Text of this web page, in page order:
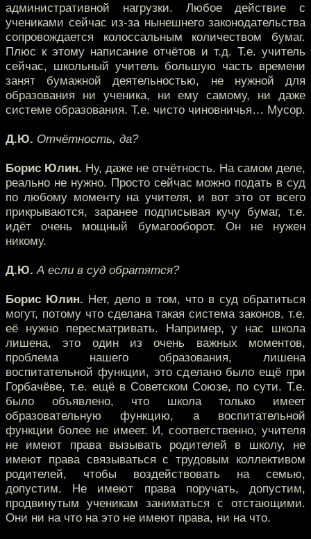
административной нагрузки. Любое действие с
учениками сейчас из-за нынешнего законодательства
сопровождается колоссальным количеством бумаг.
Плюс к этому написание отчётов и т.д. Т.е. учитель
сейчас, школьный учитель большую часть времени
занят бумажной деятельностью, не нужной для
образования ни ученика, ни ему самому, ни даже
системе образования. Т.е. чисто чиновничья… Мусор.
Д.Ю. Отчётность, да?
Борис Юлин. Ну, даже не отчётность. На самом деле,
реально не нужно. Просто сейчас можно подать в суд
по любому моменту на учителя, и вот это от всего
прикрываются, заранее подписывая кучу бумаг, т.е.
идёт очень мощный бумагооборот. Он не нужен
никому.
Д.Ю. А если в суд обратятся?
Борис Юлин. Нет, дело в том, что в суд обратиться
могут, потому что сделана такая система законов, т.е.
её нужно пересматривать. Например, у нас школа
лишена, это один из очень важных моментов,
проблема нашего образования, лишена
воспитательной функции, это сделано было ещё при
Горбачёве, т.е. ещё в Советском Союзе, по сути. Т.е.
было объявлено, что школа только имеет
образовательную функцию, а воспитательной
функции более не имеет. И, соответственно, учителя
не имеют права вызывать родителей в школу, не
имеют права связываться с трудовым коллективом
родителей, чтобы воздействовать на семью,
допустим. Не имеют права поручать, допустим,
продвинутым ученикам заниматься с отстающими.
Они ни на что на это не имеют права, ни на что.